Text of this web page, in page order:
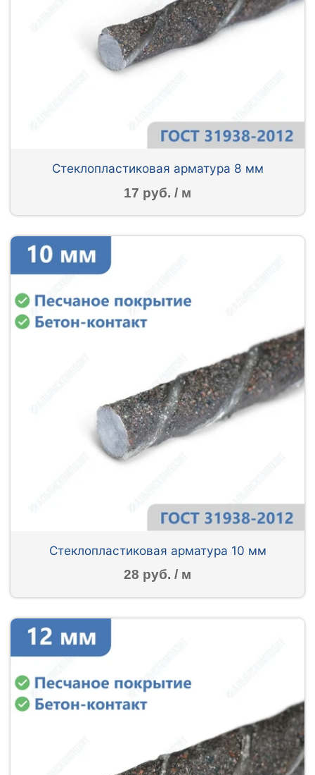
Стеклопластиковая арматура 8 мм
17 руб. / м
Стеклопластиковая арматура 10 мм
28 руб. / м